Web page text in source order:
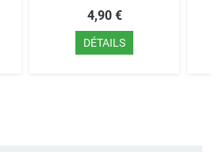
4,90 €
DÉTAILS